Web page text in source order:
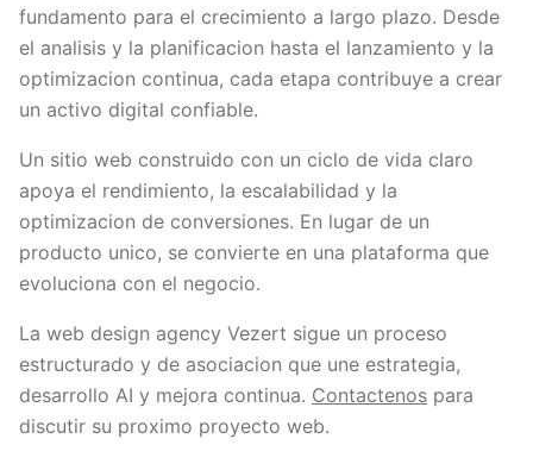
fundamento para el crecimiento a largo plazo. Desde
el analisis y la planificacion hasta el lanzamiento y la
optimizacion continua, cada etapa contribuye a crear
un activo digital confiable.
Un sitio web construido con un ciclo de vida claro
apoya el rendimiento, la escalabilidad y la
optimizacion de conversiones. En lugar de un
producto unico, se convierte en una plataforma que
evoluciona con el negocio.
La web design agency Vezert sigue un proceso
estructurado y de asociacion que une estrategia,
desarrollo AI y mejora continua. Contactenos para
discutir su proximo proyecto web.